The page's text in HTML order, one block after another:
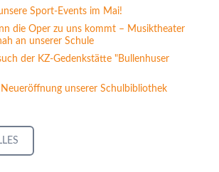
Sport-Events im Mai!
die Oper zu uns kommt – Musiktheater
an unserer Schule
der KZ-Gedenkstätte "Bullenhuser
Neueröffnung unserer Schulbibliothek